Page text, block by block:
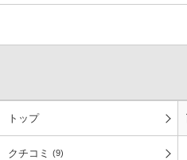
トップ
クチコミ (9)